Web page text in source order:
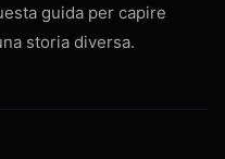
guida per capire
storia diversa.